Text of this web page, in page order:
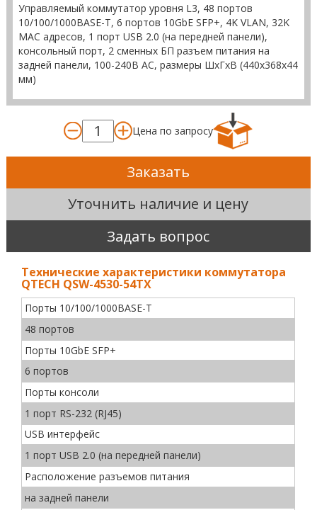
Управляемый коммутатор уровня L3, 48 портов
10/100/1000BASE-T, 6 портов 10GbE SFP+, 4K VLAN, 32K
MAC адресов, 1 порт USB 2.0 (на передней панели),
консольный порт, 2 сменных БП разъем питания на
задней панели, 100-240В AC, размеры ШхГхВ (440x368x44
мм)
Цена по запросу
Заказать
Уточнить наличие и цену
Задать вопрос
Технические характеристики коммутатора
QTECH QSW-4530-54TX
Порты 10/100/1000BASE-T
48 портов
Порты 10GbE SFP+
6 портов
Порты консоли
1 порт RS-232 (RJ45)
USB интерфейс
1 порт USB 2.0 (на передней панели)
Расположение разъемов питания
на задней панели